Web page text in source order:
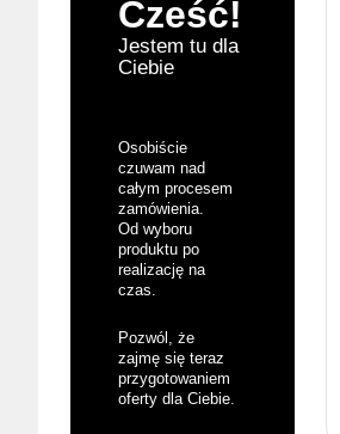
Cześć!
Jestem tu dla
Ciebie
Osobiście
czuwam nad
całym procesem
zamówienia.
Od wyboru
produktu po
realizację na
czas.
Pozwól, że
zajmę się teraz
przygotowaniem
oferty dla Ciebie.